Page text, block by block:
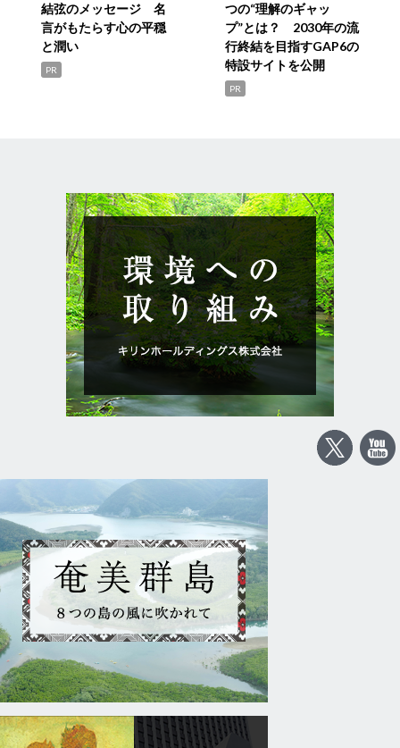
結弦のメッセージ 名
言がもたらす心の平穏
と潤い
PR
つの“理解のギャッ
プ”とは？ 2030年の流
行終結を目指すGAP6の
特設サイトを公開
PR